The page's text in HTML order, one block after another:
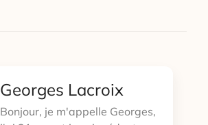
Georges Lacroix
Bonjour, je m'appelle Georges,